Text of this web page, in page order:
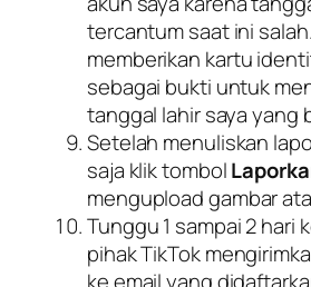
tercantum saat ini
memberikan kartu
sebagai bukti untuk
tanggal lahir saya yang
Setelah menuliskan
saja klik tombol
mengupload gambar
Tunggu 1 sampai 2 hari
pihak TikTok